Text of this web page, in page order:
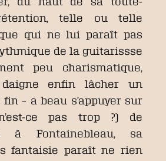
telle ou telle
qui ne lui paraît pas
de la guitarissse
peu charismatique,
daigne enfin lâcher un
– a beau s’appuyer sur
ce pas trop ?) de
à Fontainebleau, sa
fantaisie paraît ne rien